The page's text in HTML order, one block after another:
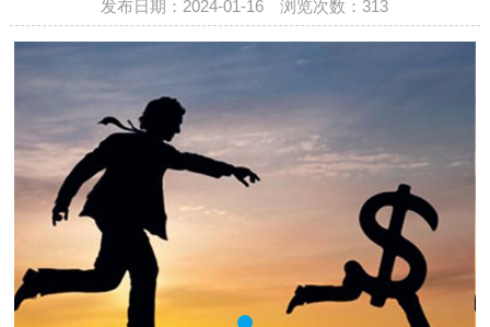
发布日期：2024-01-16 浏览次数：313